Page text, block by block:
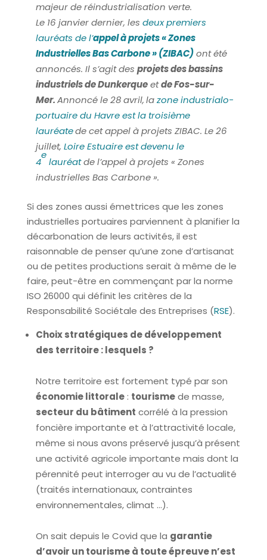
majeur de réindustrialisation verte.
Le 16 janvier dernier, les deux premiers
lauréats de l’appel à projets « Zones
Industrielles Bas Carbone » (ZIBAC)ont été
annoncés. Il s’agit des projets des bassins
industriels de Dunkerqueetde Fos-sur-
Mer.Annoncé le 28 avril,lazone industrialo-
portuaire du Havre est la troisième
lauréatede cet appel à projets ZIBAC. Le 26
juillet, Loire Estuaire est devenu le
4
e
lauréatde l’appel à projets « Zones
industrielles Bas Carbone ».
Si des zones aussi émettrices que les zones
industrielles portuaires parviennent à planifier la
décarbonation de leurs activités, il est
raisonnable de penser qu’une zone d’artisanat
ou de petites productions serait à même de le
faire, peut-être en commençant par la norme
ISO 26000 qui définit les critères de la
Responsabilité Sociétale des Entreprises (RSE).
Choix stratégiques de développement
des territoire : lesquels ?
Notre territoire est fortement typé par son
économie littorale: tourismede masse,
secteur du bâtiment corrélé à la pression
foncière importante et à l’attractivité locale,
même si nous avons préservé jusqu’à présent
une activité agricole importante mais dont la
pérennité peut interroger au vu de l’actualité
(traités internationaux, contraintes
environnementales, climat …).
On sait depuis le Covid que la garantie
d’avoir un tourisme à toute épreuve n’est